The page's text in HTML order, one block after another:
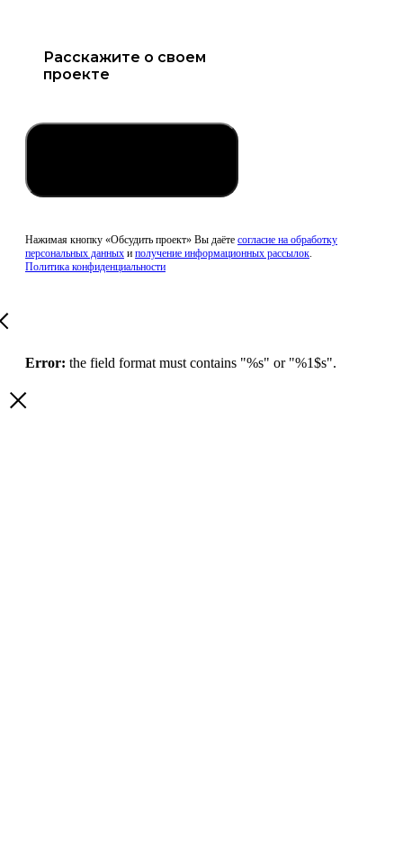
Нажимая кнопку «Обсудить проект» Вы даёте согласие на обработку
персональных данных и получение информационных рассылок.
Политика конфиденциальности
Error: the field format must contains "%s" or "%1$s".